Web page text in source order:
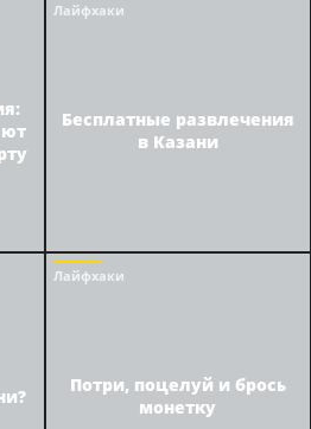
Лайфхаки
Бесплатные развлечения
в Казани
Лайфхаки
Потри, поцелуй и брось
монетку